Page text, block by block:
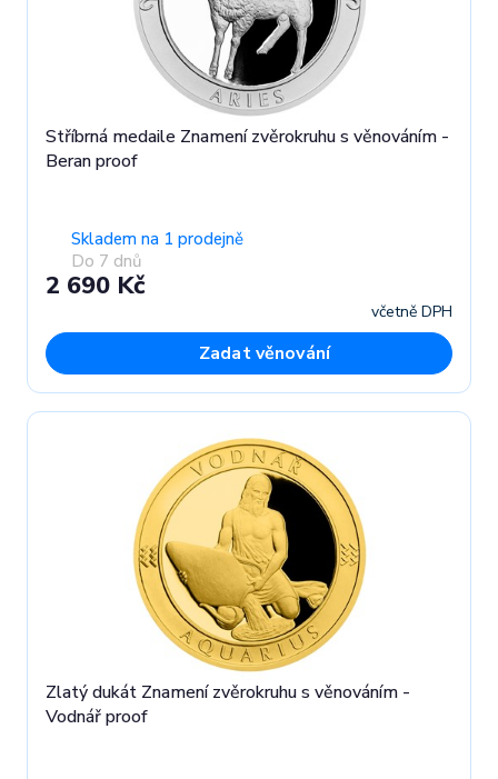
Stříbrná medaile Znamení zvěrokruhu s věnováním -
Beran proof
Skladem na 1 prodejně
Do 7 dnů
2 690 Kč
včetně DPH
Zadat věnování
Zlatý dukát Znamení zvěrokruhu s věnováním -
Vodnář proof